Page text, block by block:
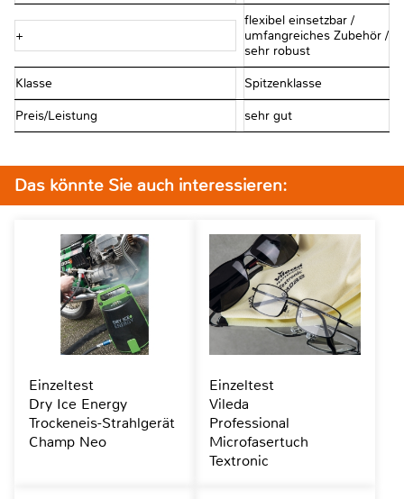
+
flexibel einsetzbar /
umfangreiches Zubehör /
sehr robust
Klasse Spitzenklasse
Preis/Leistung sehr gut
Das könnte Sie auch interessieren:
Einzeltest
Dry Ice Energy
Trockeneis-Strahlgerät
Champ Neo
Einzeltest
Vileda
Professional
Microfasertuch
Textronic